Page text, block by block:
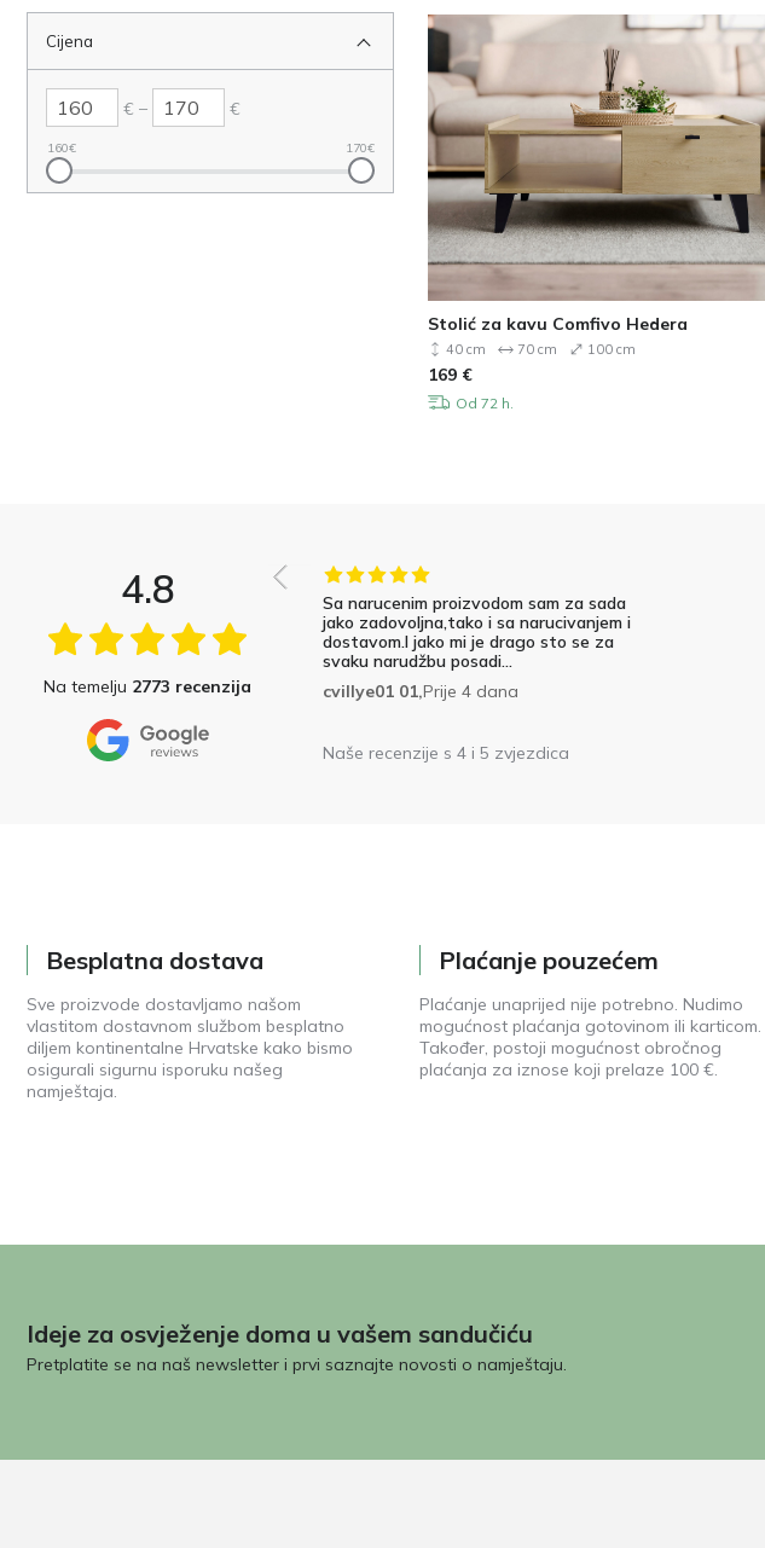
Cijena
€ – €
160€ 170€
Stolić za kavu Comfivo Hedera
40 cm 70 cm 100 cm
169 €
Od 72 h.
4.8
Na temelju 2773 recenzija
Sa narucenim proizvodom sam za sada
jako zadovoljna,tako i sa narucivanjem i
dostavom.I jako mi je drago sto se za
svaku narudžbu posadi...
cvillye01 01,Prije 4 dana
Naše recenzije s 4 i 5 zvjezdica
Besplatna dostava
Sve proizvode dostavljamo našom
vlastitom dostavnom službom besplatno
diljem kontinentalne Hrvatske kako bismo
osigurali sigurnu isporuku našeg
namještaja.
Plaćanje pouzećem
Plaćanje unaprijed nije potrebno. Nudimo
mogućnost plaćanja gotovinom ili karticom.
Također, postoji mogućnost obročnog
plaćanja za iznose koji prelaze 100 €.
Ideje za osvježenje doma u vašem sandučiću
Pretplatite se na naš newsletter i prvi saznajte novosti o namještaju.